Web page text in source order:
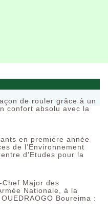
de rouler grâce à un
confort absolu avec la
en première année
de l’Environnement
d’Etudes pour la
Chef Major des
Nationale, à la
Boureima :